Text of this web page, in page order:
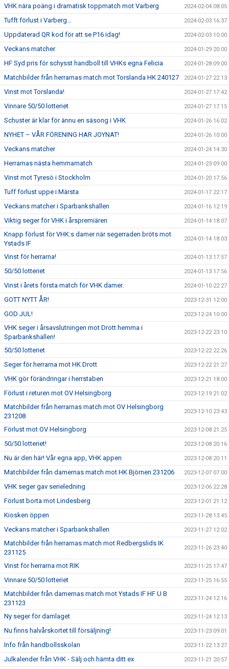
VHK nära poäng i dramatisk toppmatch mot Varberg 2024-02-04 08:05
Tufft förlust i Varberg… 2024-02-03 16:37
Uppdaterad QR kod för att se P16 idag! 2024-02-03 10:00
Veckans matcher 2024-01-29 20:00
HF Syd pris för schysst handboll till VHKs egna Felicia 2024-01-28 09:00
Matchbilder från herrarnas match mot Torslanda HK 240127 2024-01-27 22:13
Vinst mot Torslanda! 2024-01-27 17:42
Vinnare 50/50 lotteriet 2024-01-27 17:15
Schuster är klar för ännu en säsong i VHK 2024-01-26 16:02
NYHET – VÅR FÖRENING HAR JOYNAT! 2024-01-26 10:00
Veckans matcher 2024-01-24 14:30
Herrarnas nästa hemmamatch 2024-01-23 09:00
Vinst mot Tyresö i Stockholm 2024-01-20 17:56
Tuff förlust uppe i Märsta 2024-01-17 22:17
Veckans matcher i Sparbankshallen 2024-01-16 12:19
Viktig seger för VHK i årspremiären 2024-01-14 18:07
Knapp förlust för VHK:s damer när segerraden bröts mot
Ystads IF
2024-01-14 18:03
Vinst för herrarna! 2024-01-13 17:57
50/50 lotteriet 2024-01-13 17:56
Vinst i årets första match för VHK damer. 2024-01-10 22:27
GOTT NYTT ÅR! 2023-12-31 12:00
GOD JUL! 2023-12-24 10:00
VHK seger i årsavslutningen mot Drott hemma i
Sparbankshallen!
2023-12-22 23:10
50/50 lotteriet 2023-12-22 22:26
Seger för herrarna mot HK Drott 2023-12-22 21:27
VHK gör förändringar i herrstaben 2023-12-21 18:00
Förlust i returen mot OV Helsingborg 2023-12-19 21:02
Matchbilder från herrarnas match mot OV Helsingborg
231208
2023-12-10 23:43
Förlust mot OV Helsingborg 2023-12-08 21:25
50/50 lotteriet! 2023-12-08 20:16
Nu är den här! Vår egna app, VHK appen 2023-12-08 20:11
Matchbilder från damernas match mot HK Björnen 231206 2023-12-07 07:00
VHK seger gav serieledning 2023-12-06 22:28
Förlust borta mot Lindesberg 2023-12-01 21:12
Kiosken öppen 2023-11-28 13:45
Veckans matcher i Sparbankshallen 2023-11-27 12:02
Matchbilder från herrarnas match mot Redbergslids IK
231125
2023-11-26 23:40
Vinst för herrarna mot RIK 2023-11-25 17:47
Vinnare 50/50 lotteriet 2023-11-25 16:55
Matchbilder från damernas match mot Ystads IF HF U B
231123
2023-11-24 12:16
Ny seger för damlaget 2023-11-24 12:13
Nu finns halvårskortet till försäljning! 2023-11-23 09:01
Info från handbollsskolan 2023-11-22 13:27
Julkalender från VHK - Sälj och hämta ditt ex 2023-11-21 20:57